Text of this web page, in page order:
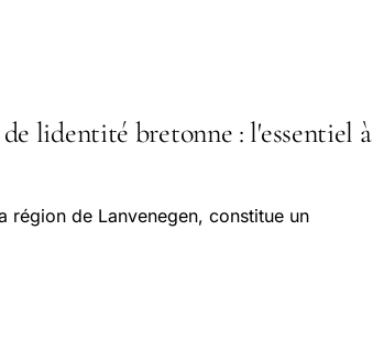
lidentité bretonne : l'essentiel à
région de Lanvenegen, constitue un